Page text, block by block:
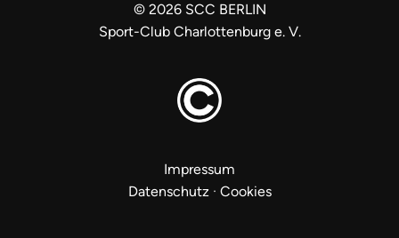
© 2026SCC BERLIN
Sport-Club Charlottenburg e. V.
Impressum
Datenschutz· Cookies